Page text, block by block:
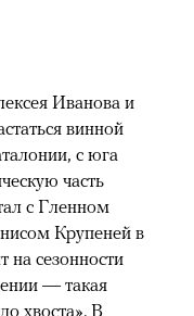
Иванова и
винной
с юга
часть
с Гленном
Крупеней в
на сезонности
— такая
хвоста». В